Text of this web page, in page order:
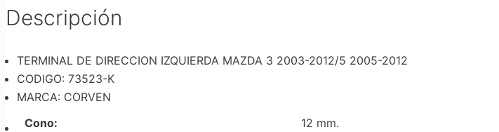
Descripción
TERMINAL DE DIRECCION IZQUIERDA MAZDA 3 2003-2012/5 2005-2012
CODIGO: 73523-K
MARCA: CORVEN
Cono:
12 mm.